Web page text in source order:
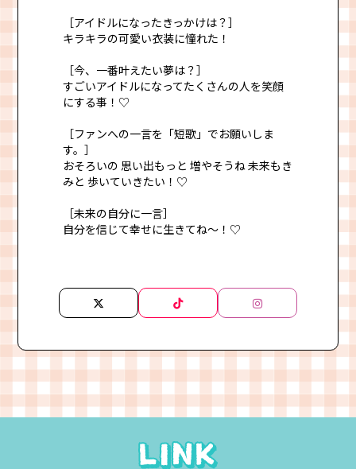
［アイドルになったきっかけは？］
キラキラの可愛い衣装に憧れた！
［今、一番叶えたい夢は？］
すごいアイドルになってたくさんの人を笑顔
にする事！♡
［ファンへの一言を「短歌」でお願いしま
す。］
おそろいの 思い出もっと 増やそうね 未来もき
みと 歩いていきたい！♡
［未来の自分に一言］
自分を信じて幸せに生きてね〜！♡